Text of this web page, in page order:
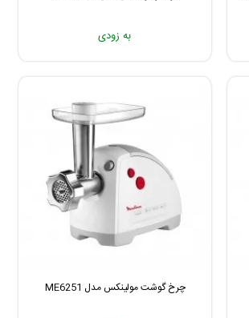
به زودی
چرخ گوشت مولینکس مدل ME6251